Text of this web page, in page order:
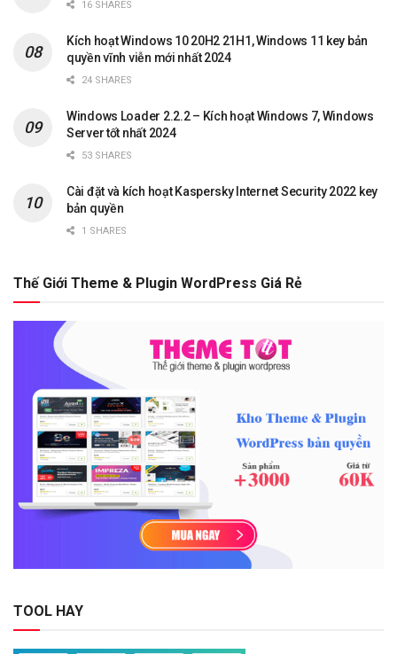
16 SHARES
Kích hoạt Windows 10 20H2 21H1, Windows 11 key bản
quyền vĩnh viễn mới nhất 2024
24 SHARES
Windows Loader 2.2.2 – Kích hoạt Windows 7, Windows
Server tốt nhất 2024
53 SHARES
Cài đặt và kích hoạt Kaspersky Internet Security 2022 key
bản quyền
1 SHARES
Thế Giới Theme & Plugin WordPress Giá Rẻ
TOOL HAY